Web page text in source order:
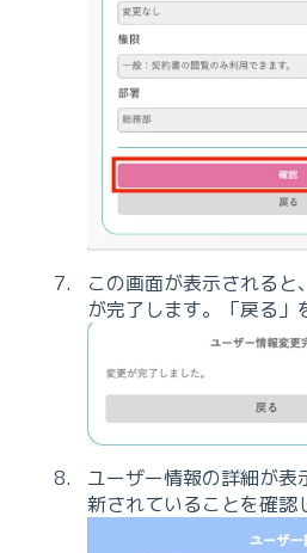
この画面が表示されると
が完了します。「戻る」
ユーザー情報の詳細が表
新されていることを確認